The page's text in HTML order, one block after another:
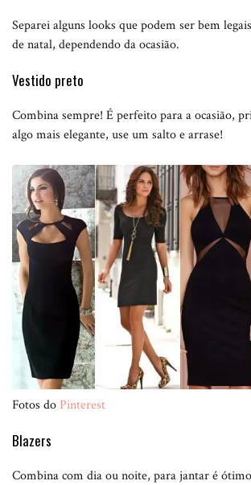
Separei alguns looks que podem ser bem
de natal, dependendo da ocasião.
Vestido preto
Combina sempre! É perfeito para a ocasião,
algo mais elegante, use um salto e arrase!
Fotos do Pinterest
Blazers
Combina com dia ou noite, para jantar é